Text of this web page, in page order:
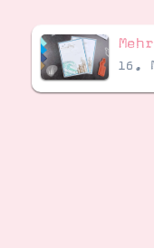
Hier
Katalog
16.